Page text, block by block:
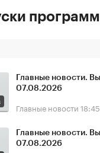
Главные новости.
07.08.2026
Главные новости 18:45
Главные новости.
07.08.2026